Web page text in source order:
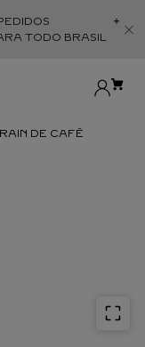
TODO BRASIL
DE CAFÉ